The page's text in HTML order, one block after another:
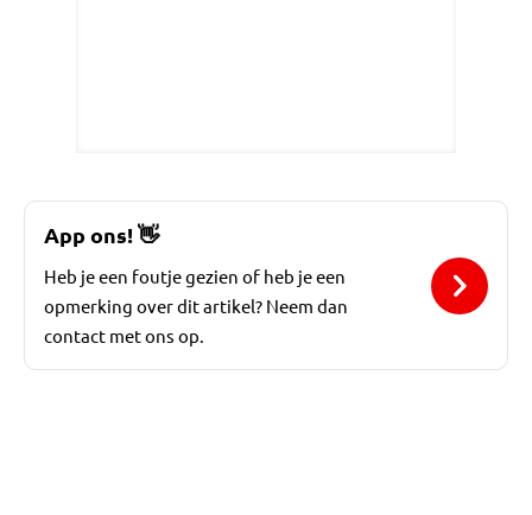
App ons!👋
Heb je een foutje gezien of heb je een
opmerking over dit artikel? Neem dan
contact met ons op.